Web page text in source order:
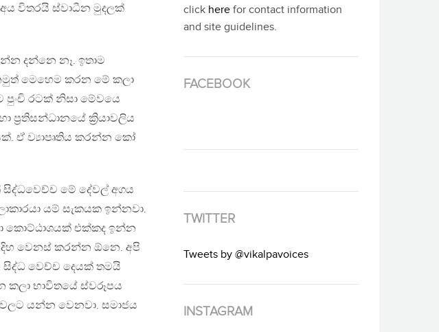
විතරයි ස්වාධීන මුදලක්
දන්නෙ නෑ. ඉතාම
මෙහෙම කරන මේ කලා
රටක් නිසා මේවයෙ
ප්‍රතිසන්ධානයේ ක්‍රියාවලිය
ඒ ව්‍යාපෘතිය කරන්න කෝ
මේ දේවල් අගය
යම් සැකයක ඉන්නවා.
කොට්ඨාශයක් එක්කද ඉන්න
වෙනස් කරන්න ඕනෙ. අපි
වෙච්ච දෙයක් තමයි
කලා භාවිතයේ ස්වරූපය
යන්න වෙනවා. සමාජය
click here for contact information
and site guidelines.
FACEBOOK
TWITTER
Tweets by @vikalpavoices
INSTAGRAM